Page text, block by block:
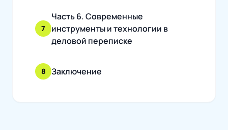
7
Часть 6. Современные
инструменты и технологии в
деловой переписке
8 Заключение